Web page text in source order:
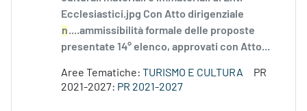
Ecclesiastici.jpg Con Atto dirigenziale
n....ammissibilità formale delle proposte
presentate 14° elenco, approvati con Atto...
Aree Tematiche: TURISMO E CULTURA
PR
2021-2027: PR 2021-2027